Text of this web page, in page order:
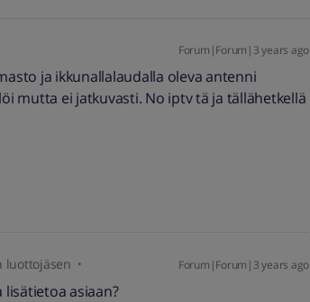
Forum|Forum|3 years ago
ja ikkunallalaudalla oleva antenni
mutta ei jatkuvasti. No iptv tä ja tällähetkellä
luottojäsen Forum|Forum|3 years ago
asiaan?